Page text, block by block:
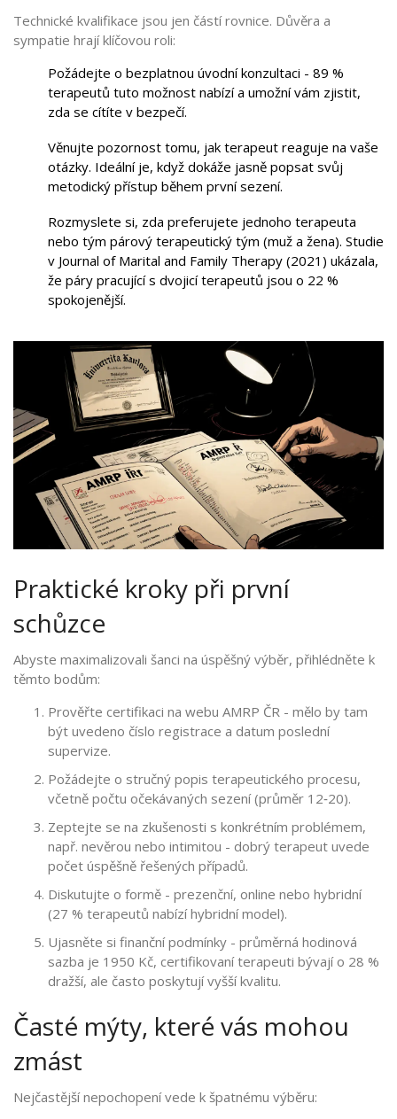
Technické kvalifikace jsou jen částí rovnice. Důvěra a
sympatie hrají klíčovou roli:
Požádejte o bezplatnou úvodní konzultaci - 89 %
terapeutů tuto možnost nabízí a umožní vám zjistit,
zda se cítíte v bezpečí.
Věnujte pozornost tomu, jak terapeut reaguje na vaše
otázky. Ideální je, když dokáže jasně popsat svůj
metodický přístup během první sezení.
Rozmyslete si, zda preferujete jednoho terapeuta
nebo tým párový terapeutický tým (muž a žena). Studie
v Journal of Marital and Family Therapy (2021) ukázala,
že páry pracující s dvojicí terapeutů jsou o 22 %
spokojenější.
Praktické kroky při první
schůzce
Abyste maximalizovali šanci na úspěšný výběr, přihlédněte k
těmto bodům:
Prověřte certifikaci na webu AMRP ČR - mělo by tam
být uvedeno číslo registrace a datum poslední
supervize.
Požádejte o stručný popis terapeutického procesu,
včetně počtu očekávaných sezení (průměr 12‑20).
Zeptejte se na zkušenosti s konkrétním problémem,
např. nevěrou nebo intimitou - dobrý terapeut uvede
počet úspěšně řešených případů.
Diskutujte o formě - prezenční, online nebo hybridní
(27 % terapeutů nabízí hybridní model).
Ujasněte si finanční podmínky - průměrná hodinová
sazba je 1950 Kč, certifikovaní terapeuti bývají o 28 %
dražší, ale často poskytují vyšší kvalitu.
Časté mýty, které vás mohou
zmást
Nejčastější nepochopení vede k špatnému výběru: